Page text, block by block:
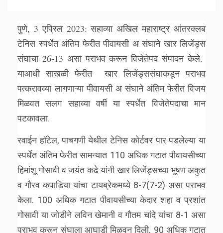
पुणे, 3 एप्रिल 2023: सहाव्या अखिल महाराष्ट्र आंतरक्लब
टेनिस स्पर्धेत अंतिम फेरीत पीवायसी अ संघाने खार लिजेंड्स
संघाचा 26-13 असा पराभव करून विजेतेपद संपादन केले.
याआधी साखळी फेरीत खार लिजेंड्ससंघाकडून पराभव
पत्करावव्या लागणाऱ्या पीवायसी अ संघाने अंतिम फेरीत विजय
मिळवत सलग सहाव्या वर्षी या स्पर्धेत विजेतेपदाचा मान
पटकावला.
रवाईन हॉटेल, पाचगणी येथील टेनिस कोर्टवर पार पडलेल्या या
स्पर्धेत अंतिम फेरीत सामन्यात 110 अधिक गटात पीवायसीच्या
हिमांशू गोसावी व जयंत कढे यांनी खार लिजेंड्सच्या भूषण अकुत
व गौरव कपाडिया यांचा टायब्रेकमध्ये 8-7(7-2) असा पराभव
केला. 100 अधिक गटात पीवायसीच्या केदार शहा व प्रशांत
गोसावी या जोडीने लविन खेमानी व गौतम चांदे यांचा 8-1 असा
पराभव करून संघाला आघाडी मिळवुन दिली. 90 अधिक गटात